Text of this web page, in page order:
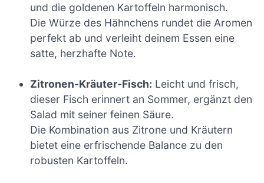
und die goldenen Kartoffeln harmonisch.
Die Würze des Hähnchens rundet die Aromen
perfekt ab und verleiht deinem Essen eine
satte, herzhafte Note.
Zitronen-Kräuter-Fisch: Leicht und frisch,
dieser Fisch erinnert an Sommer, ergänzt den
Salad mit seiner feinen Säure.
Die Kombination aus Zitrone und Kräutern
bietet eine erfrischende Balance zu den
robusten Kartoffeln.